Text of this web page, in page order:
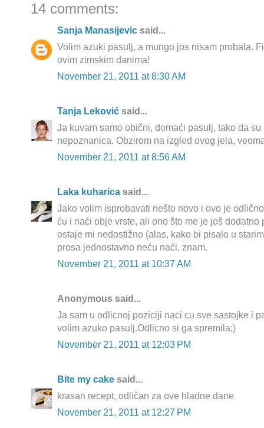
14 comments:
Sanja Manasijevic said...
Volim azuki pasulj, a mungo jos nisam probala.
ovim zimskim danima!
November 21, 2011 at 8:30 AM
Tanja Leković said...
Ja kuvam samo obični, domaći pasulj, tako da
nepoznanica. Obzirom na izgled ovog jela,
November 21, 2011 at 8:56 AM
Laka kuharica said...
Jako volim isprobavati nešto novo i ovo je
ću i naći obje vrste, ali ono što me je još dodatno
ostaje mi nedostižno (alas, kako bi pisalo u
prosa jednostavno neću naći, znam.
November 21, 2011 at 10:37 AM
Anonymous said...
Ja sam u odlicnoj poziciji naci cu sve sastojke i
volim azuko pasulj.Odlicno si ga spremila;)
November 21, 2011 at 12:03 PM
Bite my cake said...
krasan recept, odličan za ove hladne dane
November 21, 2011 at 12:27 PM